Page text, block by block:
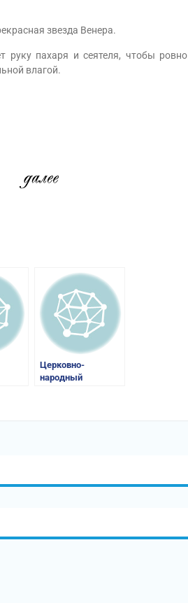
звезда Венера.
пахаря и сеятеля, чтобы ровно
влагой.
Церковно-
народный